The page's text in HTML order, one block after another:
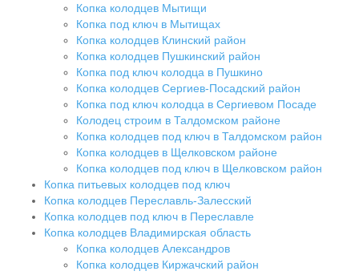
Копка колодцев Мытищи
Копка под ключ в Мытищах
Копка колодцев Клинский район
Копка колодцев Пушкинский район
Копка под ключ колодца в Пушкино
Копка колодцев Сергиев-Посадский район
Копка под ключ колодца в Сергиевом Посаде
Колодец строим в Талдомском районе
Копка колодцев под ключ в Талдомском район
Копка колодцев в Щелковском районе
Копка колодцев под ключ в Щелковском район
Копка питьевых колодцев под ключ
Копка колодцев Переславль-Залесский
Копка колодцев под ключ в Переславле
Копка колодцев Владимирская область
Копка колодцев Александров
Копка колодцев Киржачский район